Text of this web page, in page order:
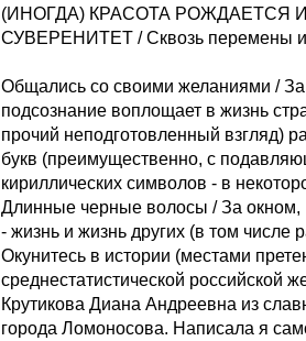
(ИНОГДА) КРАСОТА РОЖДАЕТСЯ
СУВЕРЕНИТЕТ / Сквозь перемены и
Общались со своими желаниями /
подсознание воплощает в жизнь
прочий неподготовленный взгляд)
букв (преимущественно, с
кириллических символов - в
Длинные черные волосы / За окном,
- жизнь и жизнь других (в том числе
Окунитесь в истории (местами
среднестатистической российской
Крутикова Диана Андреевна из
города Ломоносова. Написала я